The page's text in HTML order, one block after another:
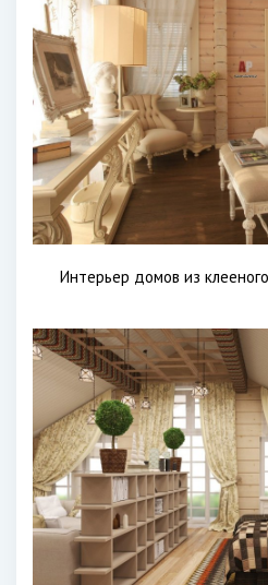
Интерьер домов из